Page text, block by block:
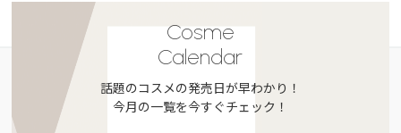
Cosme
Calendar
話題のコスメの発売日が早わかり！
今月の一覧を今すぐチェック！